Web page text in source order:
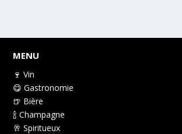
MENU
🍷 Vin
😋 Gastronomie
🍺 Bière
🍾 Champagne
🥂 Spiritueux